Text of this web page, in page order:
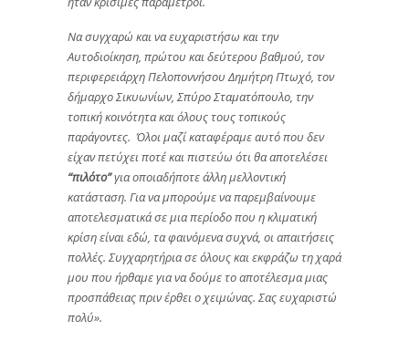
Να συγχαρώ και να ευχαριστήσω και την
Αυτοδιοίκηση, πρώτου και δεύτερου βαθμού, τον
περιφερειάρχη Πελοποννήσου Δημήτρη Πτωχό, τον
δήμαρχο Σικυωνίων, Σπύρο Σταματόπουλο, την
τοπική κοινότητα και όλους τους τοπικούς
παράγοντες. Όλοι μαζί καταφέραμε αυτό που δεν
είχαν πετύχει ποτέ και πιστεύω ότι θα αποτελέσει
“πιλότο”για οποιαδήποτε άλλη μελλοντική
κατάσταση. Για να μπορούμε να παρεμβαίνουμε
αποτελεσματικά σε μια περίοδο που η κλιματική
κρίση είναι εδώ, τα φαινόμενα συχνά, οι απαιτήσεις
πολλές. Συγχαρητήρια σε όλους και εκφράζω τη χαρά
μου που ήρθαμε για να δούμε το αποτέλεσμα μιας
προσπάθειας πριν έρθει ο χειμώνας. Σας ευχαριστώ
πολύ».